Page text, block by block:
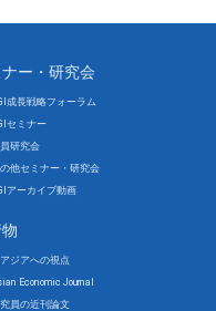
ー・研究会
成長戦略フォーラム
セミナー
研究会
他セミナー・研究会
アーカイブ動画
ジアへの視点
Economic Journal
員の近刊論文